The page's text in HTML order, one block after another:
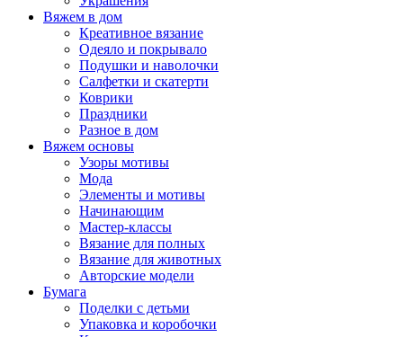
Вяжем в дом
Креативное вязание
Одеяло и покрывало
Подушки и наволочки
Салфетки и скатерти
Коврики
Праздники
Разное в дом
Вяжем основы
Узоры мотивы
Мода
Элементы и мотивы
Начинающим
Мастер-классы
Вязание для полных
Вязание для животных
Авторские модели
Бумага
Поделки с детьми
Упаковка и коробочки